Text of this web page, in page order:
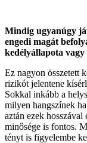
Mindig ugyanúgy
engedi magát
kedélyállapota
Ez nagyon összetett
rizikót jelentene
Sokkal inkább a
milyen hangszínek
aztán ezek
minősége is fontos.
tényt is figyelembe